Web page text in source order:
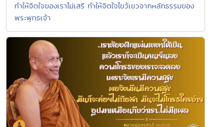
ทำให้จิตใจของเราไม่เสรี ทำให้จิตใจไขว้เขวจากหลักธรรมของ
พระพุทธเจ้า